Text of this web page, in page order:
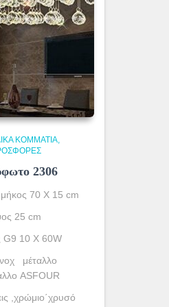
ΚΟΜΜΆΤΙΑ
2306
μήκος 70 Χ 15 cm
25 cm
G9 10 X 60W
μέταλλο
ASFOUR
,χρώμιο΄χρυσό